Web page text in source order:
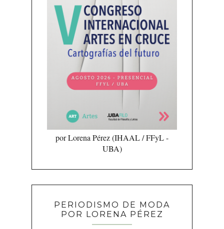
por Lorena Pérez (IHAAL / FFyL -
UBA)
PERIODISMO DE MODA
POR LORENA PÉREZ